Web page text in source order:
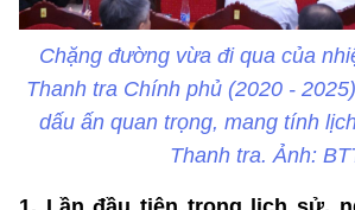
Chặng đường vừa đi qua của
Thanh tra Chính phủ (2020 -
dấu ấn quan trọng, mang tính
Thanh tra. Ảnh: